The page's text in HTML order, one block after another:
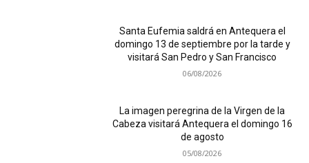
Santa Eufemia saldrá en Antequera el
domingo 13 de septiembre por la tarde y
visitará San Pedro y San Francisco
06/08/2026
La imagen peregrina de la Virgen de la
Cabeza visitará Antequera el domingo 16
de agosto
05/08/2026